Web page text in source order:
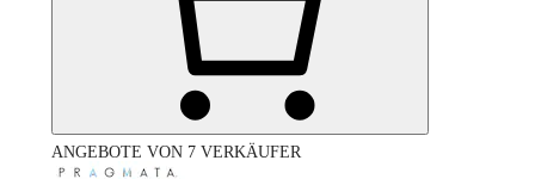
ANGEBOTE VON 7 VERKÄUFER